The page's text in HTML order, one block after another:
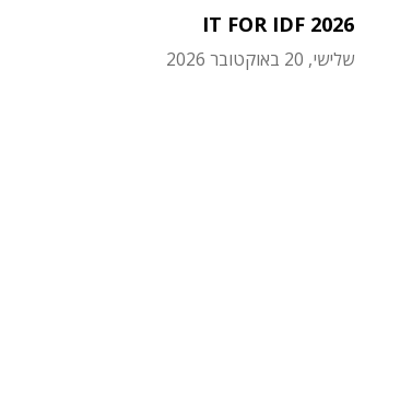
IT FOR IDF 2026
שלישי, 20 באוקטובר 2026